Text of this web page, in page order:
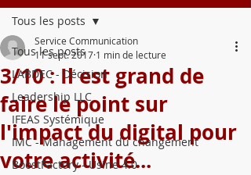
Tous les posts
LABDEC - Décision
Leadership LLC
IFEAS Systémique
IMC - Management du changement
BoostFactory - Usine 4.0
Tous les posts
3/10 : Il est grand de
faire le point sur
l'impact du digital pour
votre activité...
Service Communication
11 sept. 2017 1 min de lecture